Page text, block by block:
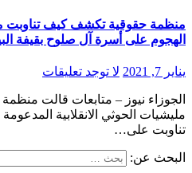
منظمة حقوقية تكشف كيف تناوبت
الهجوم على أسرة آل صلوح بقيفة
يناير 7, 2021 لا توجد تعليقات
مليشيات الحوثي الانقلابية
تناوبت على…
البحث عن: